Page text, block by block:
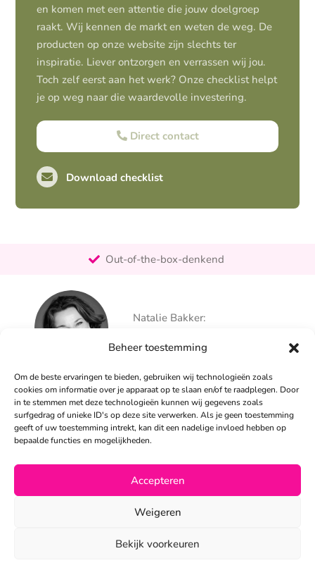
Beheer toestemming
Om de beste ervaringen te bieden, gebruiken wij technologieën zoals
cookies om informatie over je apparaat op te slaan en/of te raadplegen. Door
in te stemmen met deze technologieën kunnen wij gegevens zoals
surfgedrag of unieke ID's op deze site verwerken. Als je geen toestemming
geeft of uw toestemming intrekt, kan dit een nadelige invloed hebben op
bepaalde functies en mogelijkheden.
Accepteren
Weigeren
Bekijk voorkeuren
en komen met een attentie die jouw doelgroep
raakt. Wij kennen de markt en weten de weg. De
producten op onze website zijn slechts ter
inspiratie. Liever ontzorgen en verrassen wij jou.
Toch zelf eerst aan het werk? Onze checklist helpt
je op weg naar die waardevolle investering.
Direct contact
Download checklist
Out-of-the-box-denkend
Persoonlijk
Natalie Bakker:
info@alertpromotie.nl
Sandra Peters:
06 – 26 050 230
info@alertpromotie.nl